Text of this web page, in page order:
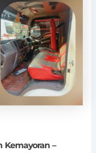
Kemayoran –